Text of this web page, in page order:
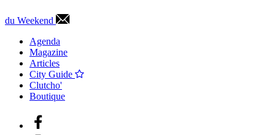
du Weekend
Agenda
Magazine
Articles
City Guide
Clutcho'
Boutique